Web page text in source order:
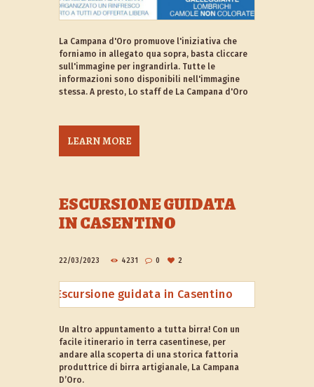
La Campana d'Oro promuove l'iniziativa che
forniamo in allegato qua sopra, basta cliccare
sull'immagine per ingrandirla. Tutte le
informazioni sono disponibili nell'immagine
stessa. A presto, Lo staff de La Campana d'Oro
LEARN MORE
ESCURSIONE GUIDATA
IN CASENTINO
22/03/2023 4231 0 2
Un altro appuntamento a tutta birra! Con un
facile itinerario in terra casentinese, per
andare alla scoperta di una storica fattoria
produttrice di birra artigianale, La Campana
D’Oro.